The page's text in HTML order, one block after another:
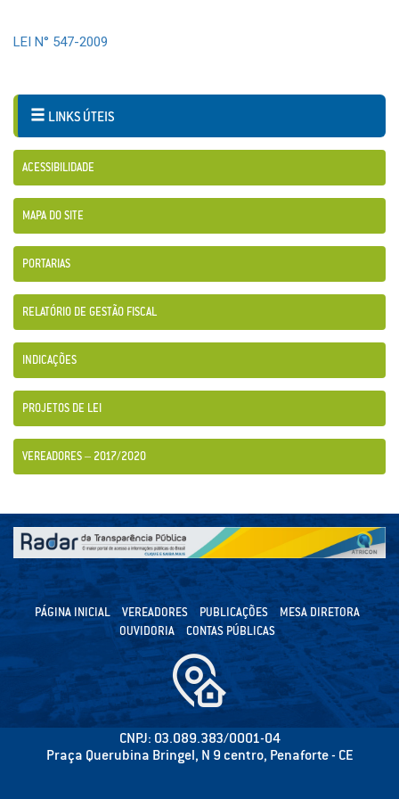
LEI N° 547-2009
LINKS ÚTEIS
ACESSIBILIDADE
MAPA DO SITE
PORTARIAS
RELATÓRIO DE GESTÃO FISCAL
INDICAÇÕES
PROJETOS DE LEI
VEREADORES – 2017/2020
PÁGINA INICIAL VEREADORES PUBLICAÇÕES
MESA DIRETORA
OUVIDORIA
CONTAS PÚBLICAS
CNPJ: 03.089.383/0001-04
Praça Querubina Bringel, N 9 centro, Penaforte - CE